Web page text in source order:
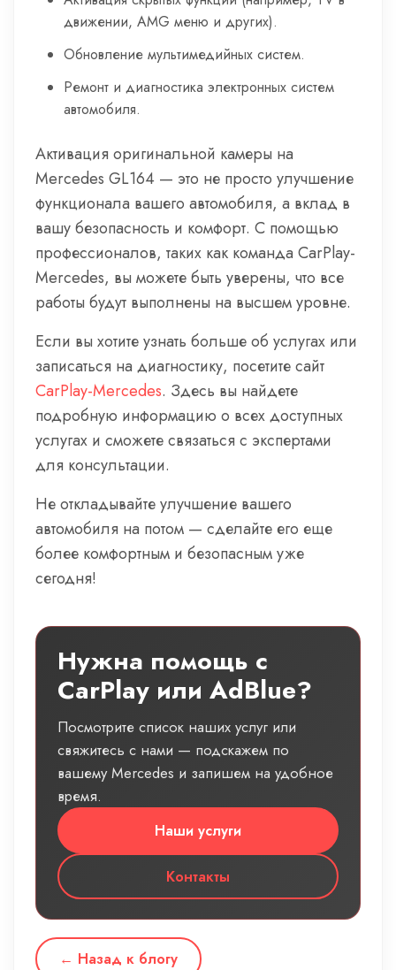
движении, AMG меню и других).
Обновление мультимедийных систем.
Ремонт и диагностика электронных систем
автомобиля.
Активация оригинальной камеры на
Mercedes GL164 — это не просто улучшение
функционала вашего автомобиля, а вклад в
вашу безопасность и комфорт. С помощью
профессионалов, таких как команда CarPlay-
Mercedes, вы можете быть уверены, что все
работы будут выполнены на высшем уровне.
Если вы хотите узнать больше об услугах или
записаться на диагностику, посетите сайт
CarPlay-Mercedes. Здесь вы найдете
подробную информацию о всех доступных
услугах и сможете связаться с экспертами
для консультации.
Не откладывайте улучшение вашего
автомобиля на потом — сделайте его еще
более комфортным и безопасным уже
сегодня!
Нужна помощь с
CarPlay или AdBlue?
Посмотрите список наших услуг или
свяжитесь с нами — подскажем по
вашему Mercedes и запишем на удобное
время.
Наши услуги
Контакты
← Назад к блогу